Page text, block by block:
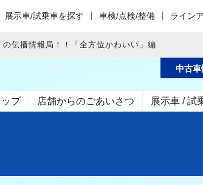
展示車/試乗車を探す 車検/点検/整備 ライン
の伝播情報局！！「全方位かわいい」編
プ 店舗からのごあいさつ 展示車 / 試
中古車